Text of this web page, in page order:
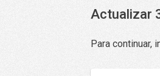
Actualizar
Para continuar,